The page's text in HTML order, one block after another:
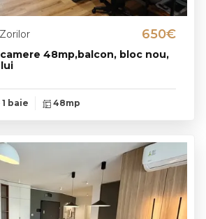
48mp,balcon, bloc nou,
650€
1 baie 48mp